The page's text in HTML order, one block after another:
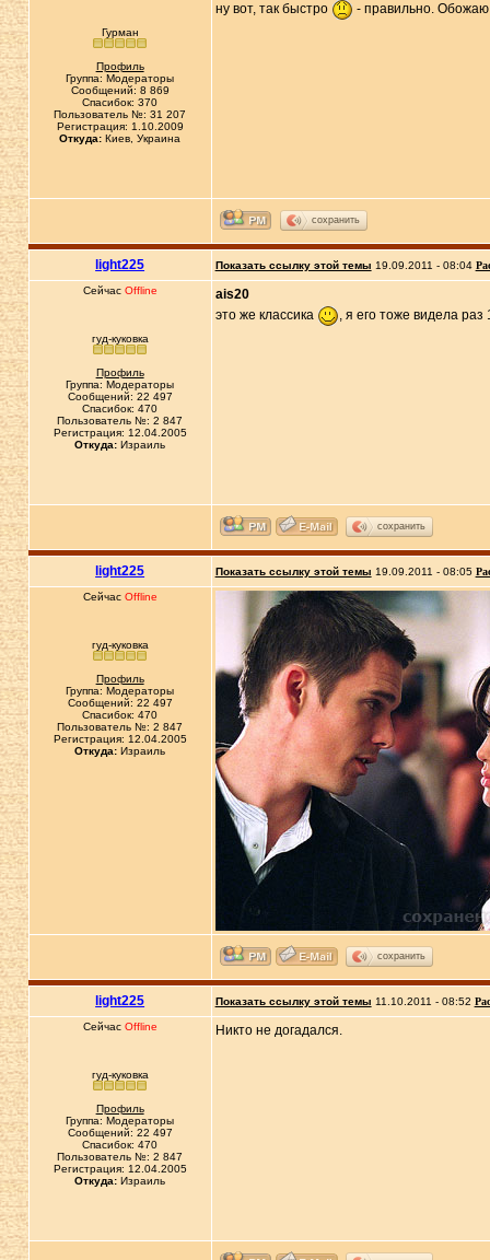
Гурман
Профиль
Группа: Модераторы
Сообщений: 8 869
Спасибок: 370
Пользователь №: 31 207
Регистрация: 1.10.2009
Откуда: Киев, Украина
ну вот, так быстро
- правильно.
сохранить
light225 Показать ссылку этой темы 19.09.2011 - 08:04
Сейчас Offline
гуд-куковка
Профиль
Группа: Модераторы
Сообщений: 22 497
Спасибок: 470
Пользователь №: 2 847
Регистрация: 12.04.2005
Откуда: Израиль
ais20
это же классика
, я его тоже видела раз
сохранить
light225 Показать ссылку этой темы 19.09.2011 - 08:05
Сейчас Offline
гуд-куковка
Профиль
Группа: Модераторы
Сообщений: 22 497
Спасибок: 470
Пользователь №: 2 847
Регистрация: 12.04.2005
Откуда: Израиль
сохранить
light225 Показать ссылку этой темы 11.10.2011 - 08:52
Сейчас Offline
гуд-куковка
Профиль
Группа: Модераторы
Сообщений: 22 497
Спасибок: 470
Пользователь №: 2 847
Регистрация: 12.04.2005
Откуда: Израиль
Никто не догадался.